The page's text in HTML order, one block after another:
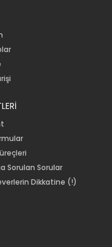
Sorulan Sorular
Dikkatine (!)